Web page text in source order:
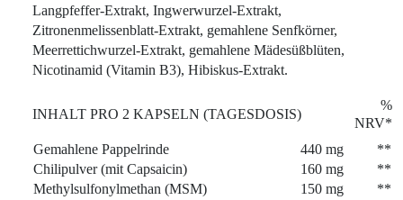
Langpfeffer-Extrakt, Ingwerwurzel-Extrakt,
Zitronenmelissenblatt-Extrakt, gemahlene Senfkörner,
Meerrettichwurzel-Extrakt, gemahlene Mädesüßblüten,
Nicotinamid (Vitamin B3), Hibiskus-Extrakt.
INHALT PRO 2 KAPSELN (TAGESDOSIS)
%
NRV*
Gemahlene Pappelrinde
440 mg
**
Chilipulver (mit Capsaicin)
160 mg
**
Methylsulfonylmethan (MSM)
150 mg
**